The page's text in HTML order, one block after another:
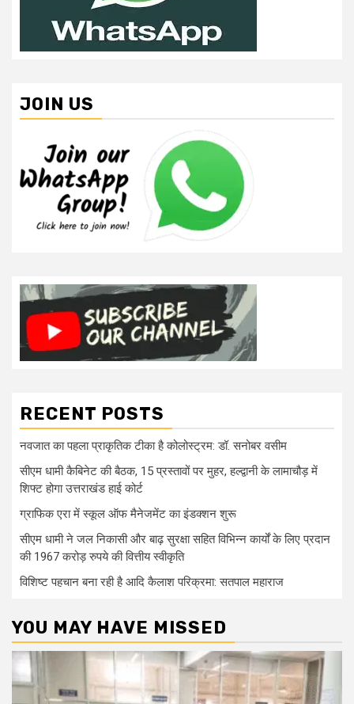
JOIN US
RECENT POSTS
नवजात का पहला प्राकृतिक टीका है कोलोस्ट्रम: डॉ. सनोबर वसीम
सीएम धामी कैबिनेट की बैठक, 15 प्रस्तावों पर मुहर, हल्द्वानी के लामाचौड़ में
शिफ्ट होगा उत्तराखंड हाई कोर्ट
ग्राफिक एरा में स्कूल ऑफ मैनेजमेंट का इंडक्शन शुरू
सीएम धामी ने जल निकासी और बाढ़ सुरक्षा सहित विभिन्न कार्यों के लिए प्रदान
की 1967 करोड़ रुपये की वित्तीय स्वीकृति
विशिष्ट पहचान बना रही है आदि कैलाश परिक्रमा: सतपाल महाराज
YOU MAY HAVE MISSED